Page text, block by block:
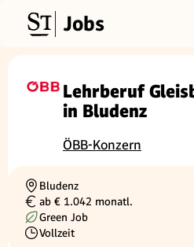
Jobs
Lehrberuf
in Bludenz
ÖBB-Konzern
Ortschaft
Bludenz
Gehalt
ab € 1.042 monatl.
Green Job
Beschäftigungsart
Vollzeit